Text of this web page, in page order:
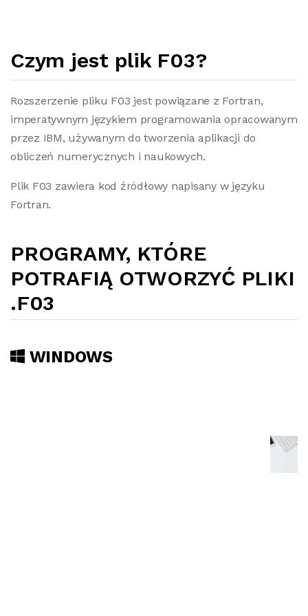
Czym jest plik F03?
Rozszerzenie pliku F03 jest powiązane z Fortran,
imperatywnym językiem programowania opracowanym
przez IBM, używanym do tworzenia aplikacji do
obliczeń numerycznych i naukowych.
Plik F03 zawiera kod źródłowy napisany w języku
Fortran.
PROGRAMY, KTÓRE
POTRAFIĄ OTWORZYĆ PLIKI
.F03
WINDOWS